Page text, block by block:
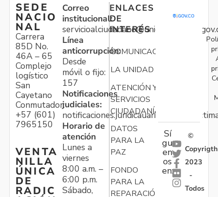
SEDE
NACIO
NAL
Carrera
85D No.
46A – 65
Complejo
logístico
San
Cayetano
Conmutador:
+57 (601)
7965150
VENTA
NILLA
ÚNICA
DE
RADIC
Correo
institucional:
Línea
anticorrupción:
Desde
móvil o fijo:
157
Notificaciones
judiciales:
Horario de
atención
Lunes a
viernes
8:00 a.m. –
6:00 p.m.
Sábado,
ENLACES
DE
INTERÉS
COMUNICACIONES
LA UNIDAD
ATENCIÓN Y
SERVICIOS
CIUDADANÍA
DATOS
PARA LA
PAZ
FONDO
PARA LA
REPARACIÓN
Sí
gu
en
os
en:
©
Copyrigth
2023
-
Todos